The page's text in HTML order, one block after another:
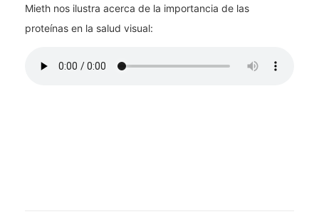
Mieth nos ilustra acerca de la importancia de las
proteínas en la salud visual: